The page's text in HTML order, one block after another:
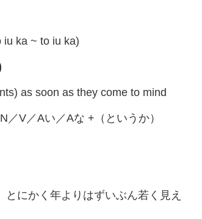
ka ~ to iu ka)
as soon as they come to mind
V／Aい／Aな +（というか）
とにかく年よりはずいぶん若く見え